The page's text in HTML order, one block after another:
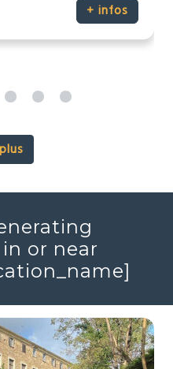
+ infos
or near